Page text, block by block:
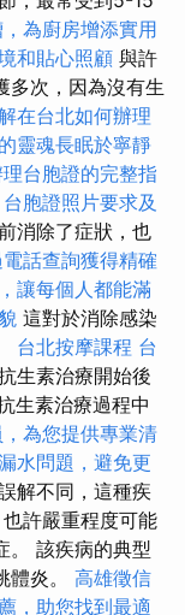
為廚房增添實用
和貼心照顧 與許
多次，因為沒有生
在台北如何辦理
靈魂長眠於寧靜
台胞證的完整指
台胞證照片要求及
消除了症狀，也
話查詢獲得精確
讓每個人都能滿
這對於消除感染
台北按摩課程 台
生素治療開始後
生素治療過程中
為您提供專業清
水問題，避免更
解不同，這種疾
也許嚴重程度可能
。 該疾病的典型
體炎。 高雄徵信
，助您找到最適